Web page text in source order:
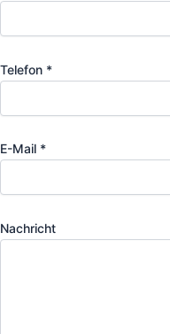
Telefon *
E-Mail *
Nachricht